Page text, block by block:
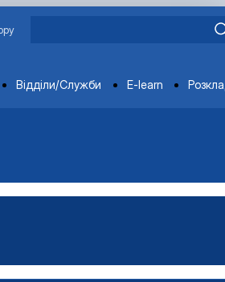
Відділи/Служби E-learn